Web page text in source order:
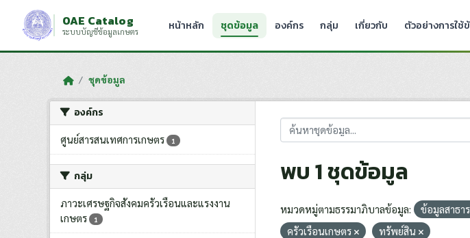
Skip to main content
OAE Catalog
ระบบบัญชีข้อมูลเกษตร หน้าหลัก ชุดข้อมูล องค์กร กลุ่ม เกี่ยวกับ ตัวอย่างการใช้
ชุดข้อมูล
องค์กร
ศูนย์สารสนเทศการเกษตร 1
กลุ่ม
ภาวะเศรษฐกิจสังคมครัวเรือนและแรงงาน
เกษตร
1
พบ 1 ชุดข้อมูล
หมวดหมู่ตามธรรมาภิบาลข้อมูล: ข้อมูลสาธา
ครัวเรือนเกษตร
ทรัพย์สิน